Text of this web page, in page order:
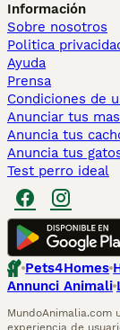
Información
Sobre nosotros
Politica
Ayuda
Prensa
Condiciones de
Anunciar tus
Anuncia tus
Anuncia tus
Test perro ideal
Pets4Homes
Annunci Animali
MundoAnimalia.com